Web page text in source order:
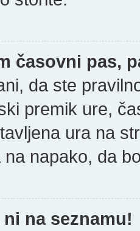
časovni pas,
da ste
premik ure,
ura na
napako, da
na seznamu!